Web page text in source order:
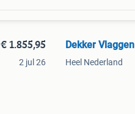
€ 1.855,95
2 jul 26
Dekker Vlaggen
Heel Nederland